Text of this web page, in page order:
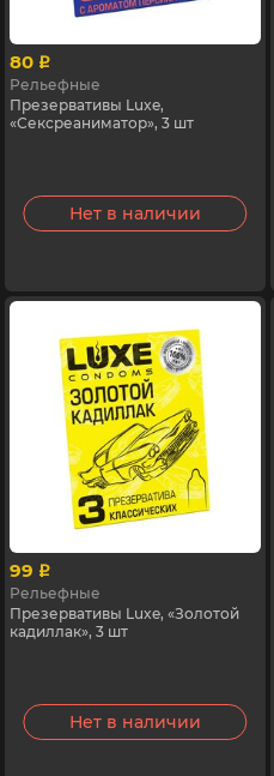
80 p
Рельефные
Презервативы Luxe,
«Сексреаниматор», 3 шт
Нет в наличии
99 p
Рельефные
Презервативы Luxe, «Золотой
кадиллак», 3 шт
Нет в наличии